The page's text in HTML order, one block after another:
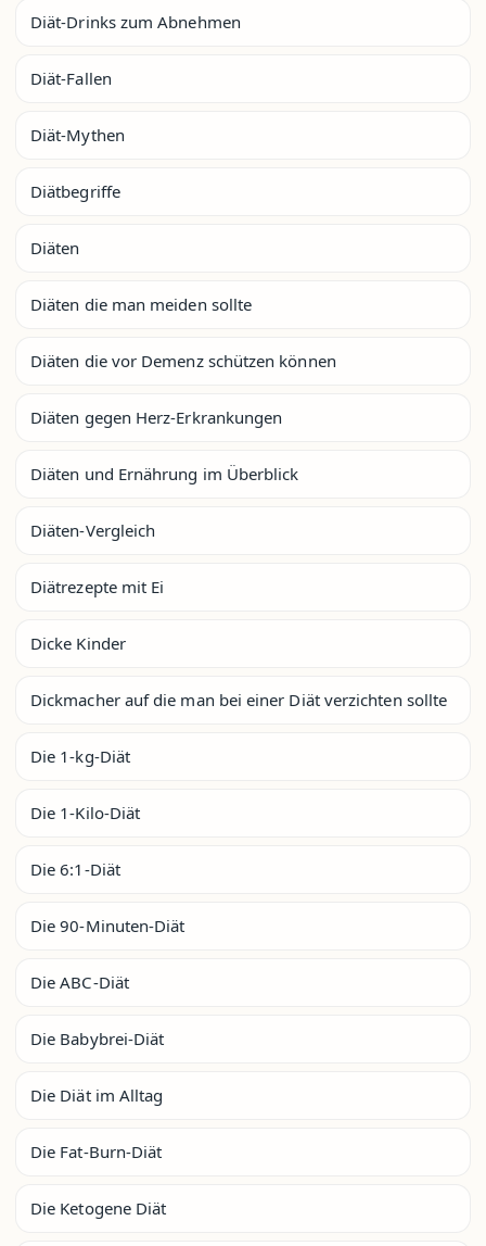
Diät-Drinks zum Abnehmen
Diät-Fallen
Diät-Mythen
Diätbegriffe
Diäten
Diäten die man meiden sollte
Diäten die vor Demenz schützen können
Diäten gegen Herz-Erkrankungen
Diäten und Ernährung im Überblick
Diäten-Vergleich
Diätrezepte mit Ei
Dicke Kinder
Dickmacher auf die man bei einer Diät verzichten sollte
Die 1-kg-Diät
Die 1-Kilo-Diät
Die 6:1-Diät
Die 90-Minuten-Diät
Die ABC-Diät
Die Babybrei-Diät
Die Diät im Alltag
Die Fat-Burn-Diät
Die Ketogene Diät